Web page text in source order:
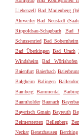
Liebenzell Bad Marienberg
Ahrweiler Bad Neustadt
Rippoldsau-Schapbach
Bad
Schussenried Bad Sobernheim
Bad Überkingen Bad Urach
Windsheim
Bad Wörishofen
Baienfurt Baierbach
Balgheim Balingen
Bamberg
Bammental Barbing
Baumholder Baunach
Bayerisch Gmain Bayreuth
Beimerstetten
Bellenberg
Neckar Beratzhausen Berching